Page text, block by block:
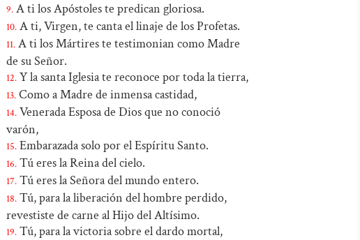
9.A ti los Apóstoles te predican gloriosa.
10.A ti, Virgen, te canta el linaje de los Profetas.
11.A ti los Mártires te testimonian como Madre
de su Señor.
12.Y la santa Iglesia te reconoce por toda la tierra,
13.Como a Madre de inmensa castidad,
14.Venerada Esposa de Dios que no conoció
varón,
15.Embarazada solo por el Espíritu Santo.
16.Tú eres la Reina del cielo.
17.Tú eres la Señora del mundo entero.
18.Tú, para la liberación del hombre perdido,
revestiste de carne al Hijo del Altísimo.
19.Tú, para la victoria sobre el dardo mortal,